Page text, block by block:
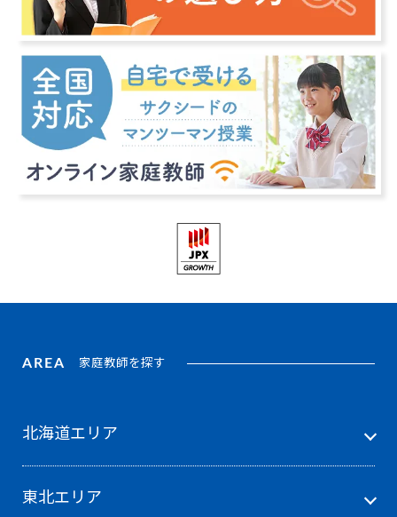
AREA 家庭教師を探す
北海道エリア
東北エリア